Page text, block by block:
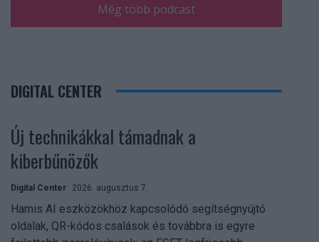
Még több podcast
DIGITAL CENTER
Új technikákkal támadnak a
kiberbűnözők
Digital Center 2026. augusztus 7.
Hamis AI eszközökhöz kapcsolódó segítségnyújtó
oldalak, QR-kódos csalások és továbbra is egyre